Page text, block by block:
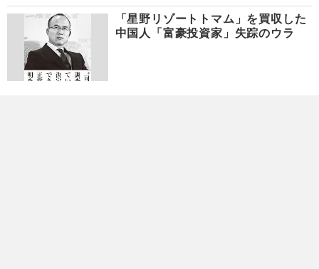
「星野リゾートトマム」を買収した
中国人「富豪投資家」失踪のウラ